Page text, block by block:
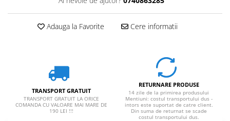
Corturi 4 persoane
IMBRACAMINTE
Femei
Adauga la Favorite Cere informatii
TRANSPORT GRATUIT
TRANSPORT GRATUIT LA ORICE
COMANDA CU VALOARE MAI MARE DE
190 LEI !!!
RETURNARE PRODUSE
14 zile de la primirea produsului
Mentiuni: costul transportului dus -
intors este suportat de catre client.
Din suma de returnat se scade
costul transportului dus.